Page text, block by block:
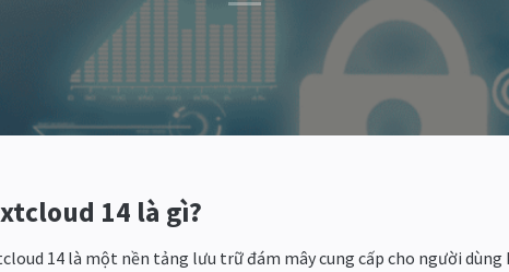
14 là gì?
14 là một nền tảng lưu trữ đám mây cung cấp cho người